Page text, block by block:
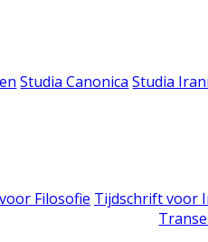
Studia Canonica Studia
Filosofie Tijdschrift voor